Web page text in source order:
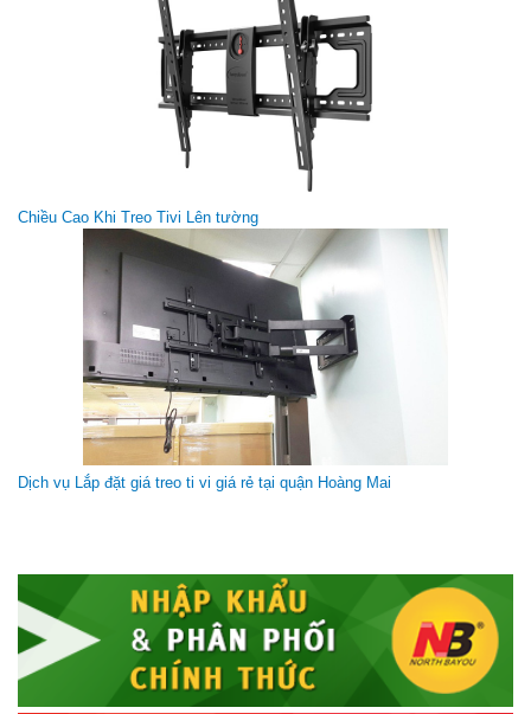
Giá treo màn hình máy tính KALOC M360 (17-35&quot;)Arm
Monitor
Giá gốc: 850 000 VNĐ
575 000 VNĐ
Giá gốc:825 000 VNĐ
550 000 VNĐ
Chiều Cao Khi Treo Tivi Lên tường
Dịch vụ Lắp đặt giá treo ti vi giá rẻ tại quận Hoàng Mai